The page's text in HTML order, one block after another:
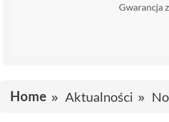
Gwarancja
Home Aktualności